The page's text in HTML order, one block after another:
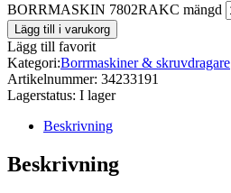
BORRMASKIN 7802RAKC mängd
Lägg till i varukorg
Lägg till favorit
Kategori:Borrmaskiner & skruvdragare
Artikelnummer: 34233191
Lagerstatus: I lager
Beskrivning
Beskrivning